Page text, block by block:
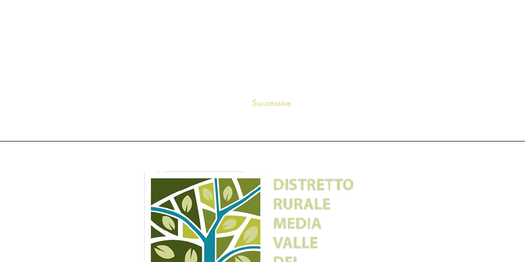
Successiva